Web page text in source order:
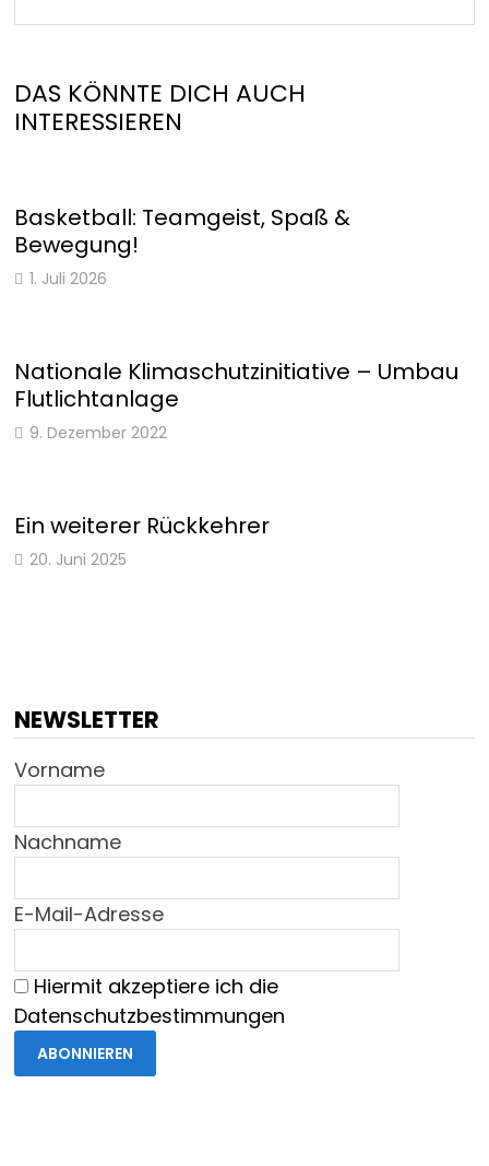
DAS KÖNNTE DICH AUCH
INTERESSIEREN
Basketball: Teamgeist, Spaß &
Bewegung!
1. Juli 2026
Nationale Klimaschutzinitiative – Umbau
Flutlichtanlage
9. Dezember 2022
Ein weiterer Rückkehrer
20. Juni 2025
NEWSLETTER
Vorname
Nachname
E-Mail-Adresse
Hiermit akzeptiere ich die
Datenschutzbestimmungen